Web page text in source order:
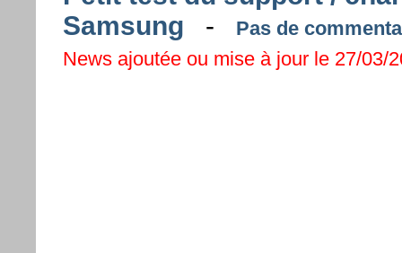
Samsung -
Pas de
News ajoutée ou mise à jour le 27/03/